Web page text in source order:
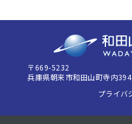
〒669-5232
兵庫県朝来市和田山町寺内394
プライバ